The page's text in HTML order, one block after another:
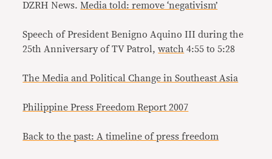
DZRH News. Media told: remove ‘negativism’
Speech of President Benigno Aquino III during the
25th Anniversary of TV Patrol,watch 4:55 to 5:28
The Media and Political Change in Southeast Asia
Philippine Press Freedom Report 2007
Back to the past: A timeline of press freedom